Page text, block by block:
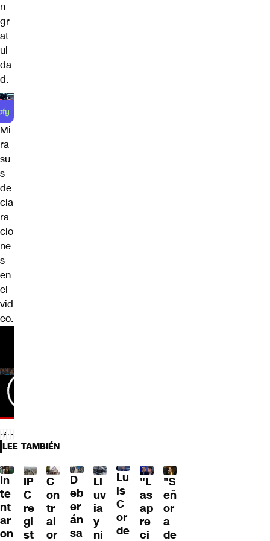
n
gr
at
ui
da
d.
Mi
ra
su
s
de
cla
ra
cio
ne
s
en
el
vid
eo.
LEE TAMBIÉN
In
te
nt
ar
on
IP
C
re
gi
st
C
on
tr
al
or
D
eb
er
án
sa
Ll
uv
ia
y
ni
Lu
is
C
or
de
"L
as
ap
re
ci
"S
eñ
or
a
de